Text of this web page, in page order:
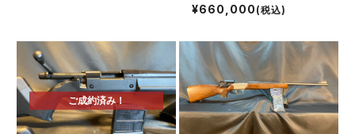
¥660,000 (税込)
ご成約済み！